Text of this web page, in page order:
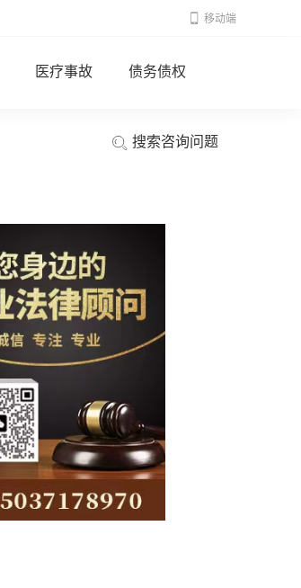
移动端
医疗事故 债务债权
搜索咨询问题